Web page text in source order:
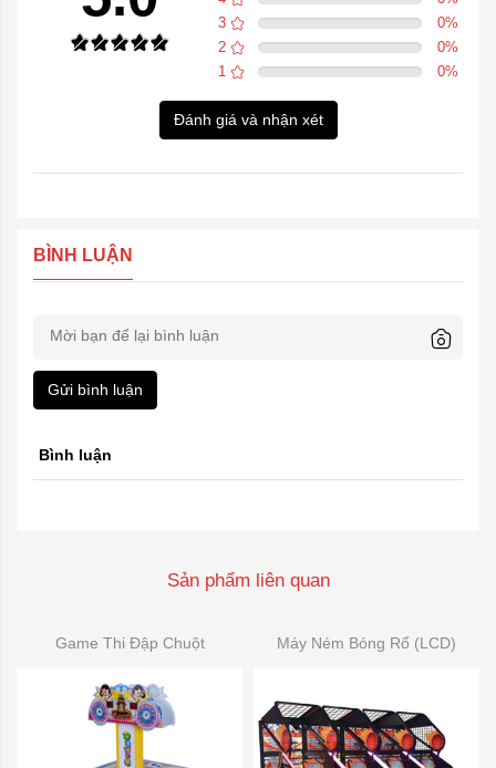
3
0%
2
0%
1
0%
Đánh giá và nhận xét
BÌNH LUẬN
Gửi bình luận
Bình luận
Sản phẩm liên quan
Game Thi Đập Chuột Máy Ném Bóng Rổ (LCD)